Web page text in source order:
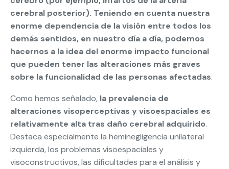
cerebral posterior). Teniendo en cuenta nuestra
enorme dependencia de la visión entre todos los
demás sentidos, en nuestro día a día, podemos
hacernos a la idea del enorme impacto funcional
que pueden tener las alteraciones más graves
sobre la funcionalidad de las personas afectadas.
Como hemos señalado, la prevalencia de
alteraciones visoperceptivas y visoespaciales es
relativamente alta tras daño cerebral adquirido.
Destaca especialmente la heminegligencia unilateral
izquierda, los problemas visoespaciales y
visoconstructivos, las dificultades para el análisis y